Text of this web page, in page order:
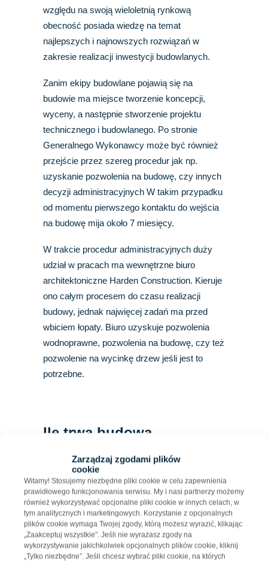
Zarządzaj zgodami plików
cookie
Witamy! Stosujemy niezbędne pliki cookie w celu zapewnienia
prawidłowego funkcjonowania serwisu. My i nasi partnerzy możemy
również wykorzystywać opcjonalne pliki cookie w innych celach, w
tym analitycznych i marketingowych. Korzystanie z opcjonalnych
plików cookie wymaga Twojej zgody, którą możesz wyrazić, klikając
„Zaakceptuj wszystkie”. Jeśli nie wyrażasz zgody na
wykorzystywanie jakichkolwiek opcjonalnych plików cookie, kliknij
„Tylko niezbędne”. Jeśli chcesz wybrać pliki cookie, na których
względu na swoją wieloletnią rynkową
obecność posiada wiedzę na temat
najlepszych i najnowszych rozwiązań w
zakresie realizacji inwestycji budowlanych.
Zanim ekipy budowlane pojawią się na
budowie ma miejsce tworzenie koncepcji,
wyceny, a następnie stworzenie projektu
technicznego i budowlanego. Po stronie
Generalnego Wykonawcy może być również
przejście przez szereg procedur jak np.
uzyskanie pozwolenia na budowę, czy innych
decyzji administracyjnych W takim przypadku
od momentu pierwszego kontaktu do wejścia
na budowę mija około 7 miesięcy.
W trakcie procedur administracyjnych duży
udział w pracach ma wewnętrzne biuro
architektoniczne Harden Construction. Kieruje
ono całym procesem do czasu realizacji
budowy, jednak najwięcej zadań ma przed
wbiciem łopaty. Biuro uzyskuje pozwolenia
wodnoprawne, pozwolenia na budowę, czy też
pozwolenie na wycinkę drzew jeśli jest to
potrzebne.
Ile trwa budowa
Po uzyskaniu wszelkich procedur rozpoczyna
się budowa. Na plac budowy wchodzi zespół
realizacyjny z kierownikiem projektu,
kierownikiem budowy i zespołem
technicznym. W czasie tego procesu – mimo,
że wykonało dużą część swoich prac – biuro